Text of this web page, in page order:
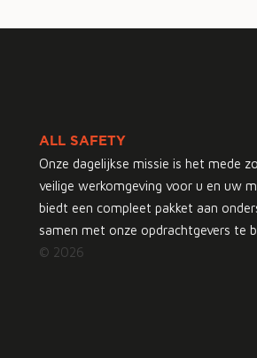
ALL SAFETY
Onze dagelijkse missie is het mede
veilige werkomgeving voor u en uw
biedt een compleet pakket aan
samen met onze opdrachtgevers te
© 2026